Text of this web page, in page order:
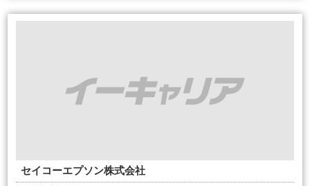
セイコーエプソン株式会社